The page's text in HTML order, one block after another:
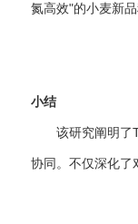
氮高效"的小麦新
小结
该研究阐明了
协同。 不仅深化了